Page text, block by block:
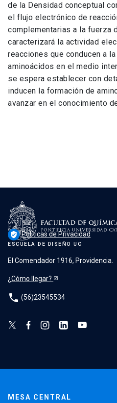
de la Densidad conceptual
el flujo electrónico de
complementarias a la fuerza
caracterizará la actividad
reacciones que conducen a
aminoácidos en el medio
se espera establecer con
inducen la formación de
avanzar en el conocimiento
verified_user Políticas de Privacidad
ESCUELA DE DISEÑO UC
El Comendador 1916, Providencia.
¿Cómo llegar?
phone (56)23545534
MESA CENTRAL